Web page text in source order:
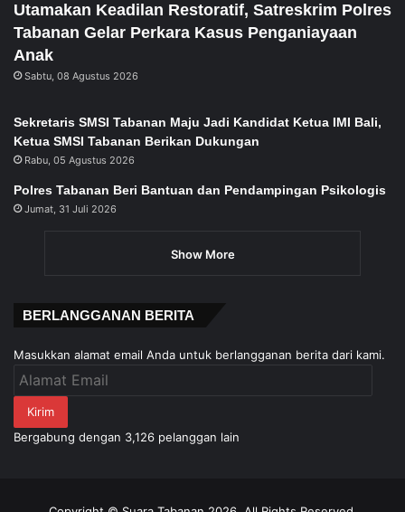
Utamakan Keadilan Restoratif, Satreskrim Polres
Tabanan Gelar Perkara Kasus Penganiayaan
Anak
Sabtu, 08 Agustus 2026
Sekretaris SMSI Tabanan Maju Jadi Kandidat Ketua IMI Bali,
Ketua SMSI Tabanan Berikan Dukungan
Rabu, 05 Agustus 2026
Polres Tabanan Beri Bantuan dan Pendampingan Psikologis
Jumat, 31 Juli 2026
Show More
BERLANGGANAN BERITA
Masukkan alamat email Anda untuk berlangganan berita dari kami.
Alamat
Kirim
Bergabung dengan 3,126 pelanggan lain